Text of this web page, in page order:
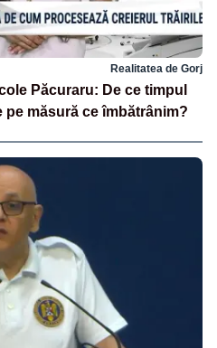
Realitatea de Gorj
Păcuraru: De ce timpul
pe măsură ce îmbătrânim?